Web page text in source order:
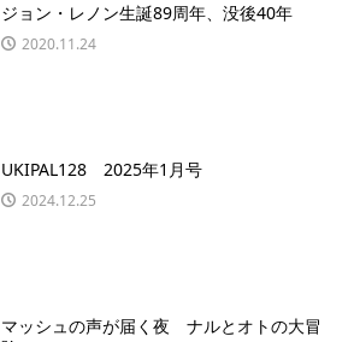
ジョン・レノン生誕89周年、没後40年
2020.11.24
UKIPAL128 2025年1月号
2024.12.25
マッシュの声が届く夜 ナルとオトの大冒